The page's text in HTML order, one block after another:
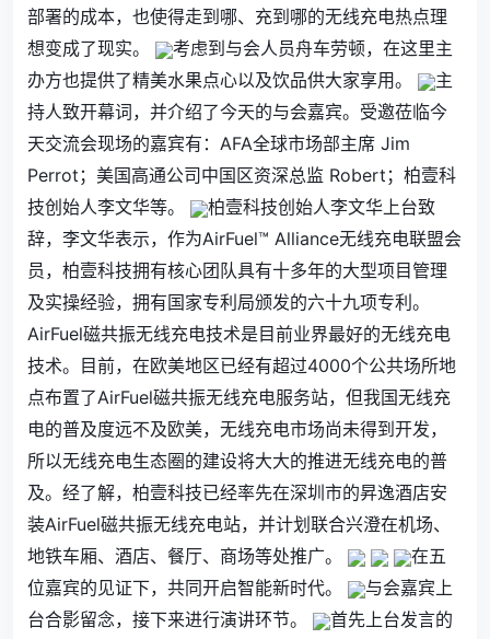
部署的成本，也使得走到哪、充到哪的无线充电热点理
想变成了现实。
考虑到与会人员舟车劳顿，在这里主
办方也提供了精美水果点心以及饮品供大家享用。
主
持人致开幕词，并介绍了今天的与会嘉宾。受邀莅临今
天交流会现场的嘉宾有：AFA全球市场部主席 Jim
Perrot；美国高通公司中国区资深总监 Robert；柏壹科
技创始人李文华等。
柏壹科技创始人李文华上台致
辞，李文华表示，作为AirFuel™ Alliance无线充电联盟会
员，柏壹科技拥有核心团队具有十多年的大型项目管理
及实操经验，拥有国家专利局颁发的六十九项专利。
AirFuel磁共振无线充电技术是目前业界最好的无线充电
技术。目前，在欧美地区已经有超过4000个公共场所地
点布置了AirFuel磁共振无线充电服务站，但我国无线充
电的普及度远不及欧美，无线充电市场尚未得到开发，
所以无线充电生态圈的建设将大大的推进无线充电的普
及。经了解，柏壹科技已经率先在深圳市的昇逸酒店安
装AirFuel磁共振无线充电站，并计划联合兴澄在机场、
地铁车厢、酒店、餐厅、商场等处推广。
在五
位嘉宾的见证下，共同开启智能新时代。
与会嘉宾上
台合影留念，接下来进行演讲环节。
首先上台发言的